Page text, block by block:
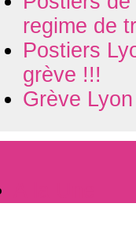
regime de
Postiers
grève !!!
Grève